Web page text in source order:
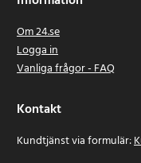
Om 24.se
Logga in
Vanliga frågor - FAQ
Kontakt
Kundtjänst via formulär: